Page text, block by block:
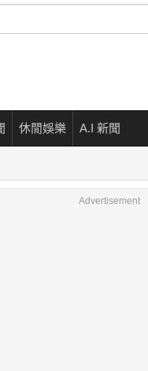
休閒娛樂 A.I 新聞
Advertisement